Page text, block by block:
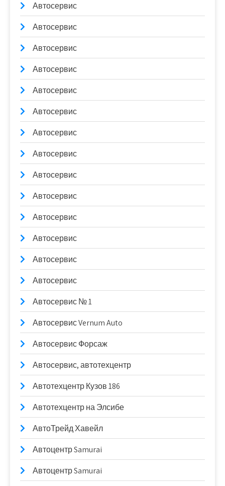
Автосервис
Автосервис
Автосервис
Автосервис
Автосервис
Автосервис
Автосервис
Автосервис
Автосервис
Автосервис
Автосервис
Автосервис
Автосервис
Автосервис
Автосервис № 1
Автосервис Vernum Auto
Автосервис Форсаж
Автосервис, автотехцентр
Автотехцентр Кузов 186
Автотехцентр на Элсибе
АвтоТрейд Хавейл
Автоцентр Samurai
Автоцентр Samurai